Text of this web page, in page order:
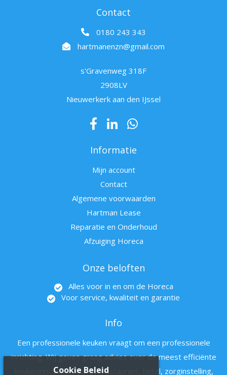
Contact
0180 243 343
hartmanenzn@gmail.com
s'Gravenweg 318F
2908LV
Nieuwerkerk aan den IJssel
Informatie
Mijn account
Contact
Algemene voorwaarden
Hartman Lease
Reparatie en Onderhoud
Afzuiging Horeca
Onze beloften
Alles voor in en om de Horeca
Voor service, kwaliteit en garantie
Info
Een professionele keuken vraagt om een professionele
inrichting. Wij geven graag advies over de meest efficiënte
keukeninrichting voor uw restaurant, hotel, zorginstelling,
Cookie Beleid